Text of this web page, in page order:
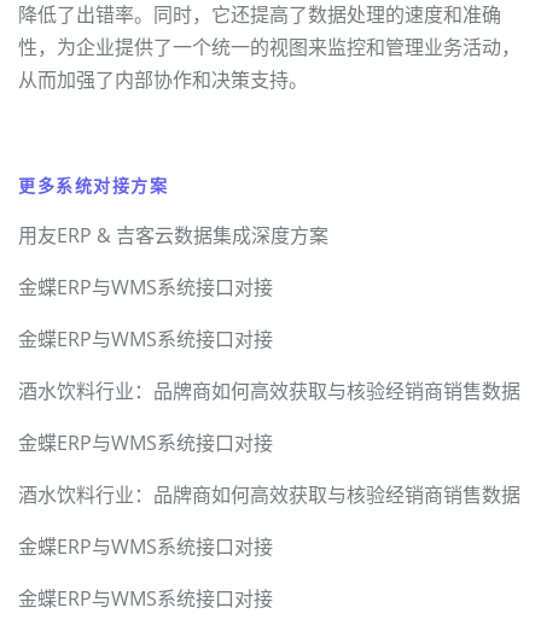
降低了出错率。同时，它还提高了数据处理的速度和准确
性，为企业提供了一个统一的视图来监控和管理业务活动，
从而加强了内部协作和决策支持。
更多系统对接方案
用友ERP & 吉客云数据集成深度方案
金蝶ERP与WMS系统接口对接
金蝶ERP与WMS系统接口对接
酒水饮料行业：品牌商如何高效获取与核验经销商销售数据
金蝶ERP与WMS系统接口对接
酒水饮料行业：品牌商如何高效获取与核验经销商销售数据
金蝶ERP与WMS系统接口对接
金蝶ERP与WMS系统接口对接